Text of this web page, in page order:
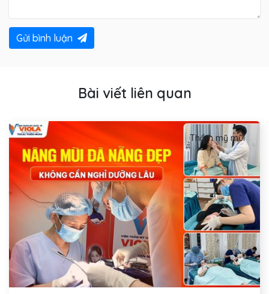
Gửi bình luận
Bài viết liên quan
Thẩm mỹ mũi